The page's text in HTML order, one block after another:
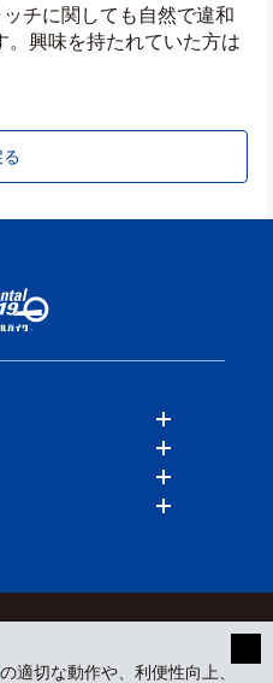
チに関しても自然で違和
。興味を持たれていた方は
る
適切な動作や、利便性向上、
プレスリリース